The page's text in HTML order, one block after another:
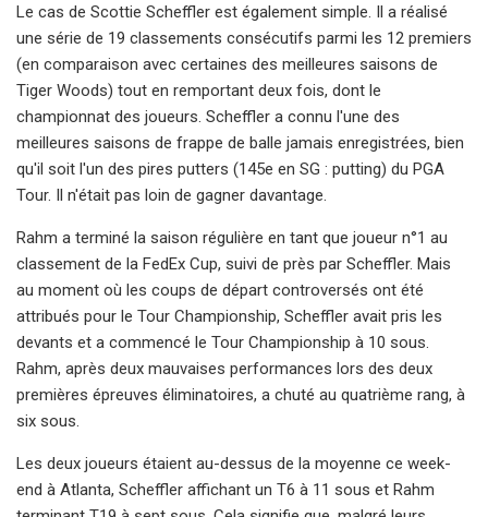
Le cas de Scottie Scheffler est également simple. Il a réalisé
une série de 19 classements consécutifs parmi les 12 premiers
(en comparaison avec certaines des meilleures saisons de
Tiger Woods) tout en remportant deux fois, dont le
championnat des joueurs. Scheffler a connu l'une des
meilleures saisons de frappe de balle jamais enregistrées, bien
qu'il soit l'un des pires putters (145e en SG : putting) du PGA
Tour. Il n'était pas loin de gagner davantage.
Rahm a terminé la saison régulière en tant que joueur n°1 au
classement de la FedEx Cup, suivi de près par Scheffler. Mais
au moment où les coups de départ controversés ont été
attribués pour le Tour Championship, Scheffler avait pris les
devants et a commencé le Tour Championship à 10 sous.
Rahm, après deux mauvaises performances lors des deux
premières épreuves éliminatoires, a chuté au quatrième rang, à
six sous.
Les deux joueurs étaient au-dessus de la moyenne ce week-
end à Atlanta, Scheffler affichant un T6 à 11 sous et Rahm